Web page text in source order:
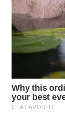
WN
PADANG
LAWAS
WN
SUMEDANG
WN
CIANJUR